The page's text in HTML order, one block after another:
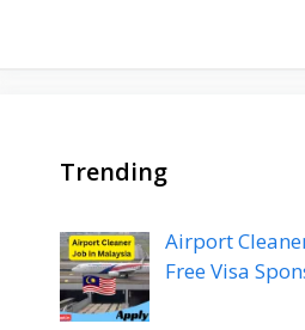
Trending
Airport
Free Visa